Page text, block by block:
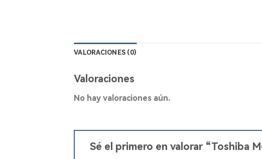
VALORACIONES (0)
Valoraciones
No hay valoraciones aún.
Sé el primero en valorar “Toshiba